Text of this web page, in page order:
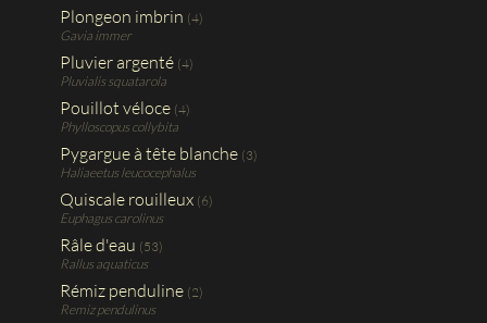
Plongeon imbrin (4)
Gavia immer
Pluvier argenté (4)
Pluvialis squatarola
Pouillot véloce (4)
Phylloscopus collybita
Pygargue à tête blanche (3)
Haliaeetus leucocephalus
Quiscale rouilleux (6)
Euphagus carolinus
Râle d'eau (53)
Rallus aquaticus
Rémiz penduline (2)
Remiz pendulinus